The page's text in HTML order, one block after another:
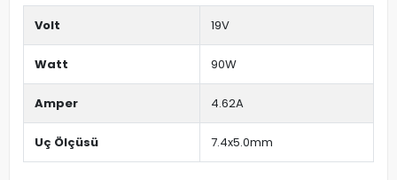
Volt 19V
Watt 90W
Amper 4.62A
Uç Ölçüsü 7.4x5.0mm